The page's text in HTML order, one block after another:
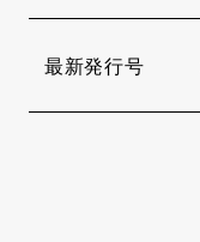
最新発行号